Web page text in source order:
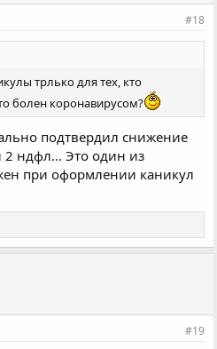
#18
трлько для тех, кто
болен коронавирусом?
подтвердил снижение
2 ндфл... Это один из
при оформлении каникул
#19